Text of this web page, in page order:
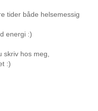
tider både helsemessig
energi :)
skriv hos meg,
:)